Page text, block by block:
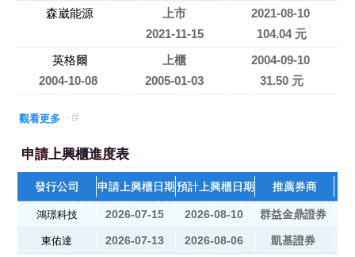
森崴能源
上市
2021-08-10
2021-11-15
104.04 元
英格爾
上櫃
2004-09-10
2004-10-08
2005-01-03 31.50 元
觀看更多
申請上興櫃進度表
發行公司 申請上興櫃日期預計上興櫃日期 推薦券商
鴻璟科技 2026-07-15 2026-08-10 群益金鼎證券
東佑達 2026-07-13 2026-08-06 凱基證券